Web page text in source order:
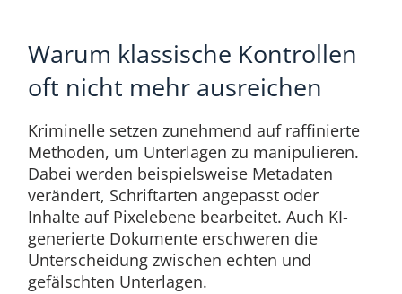
Warum klassische Kontrollen
oft nicht mehr ausreichen
Kriminelle setzen zunehmend auf raffinierte
Methoden, um Unterlagen zu manipulieren.
Dabei werden beispielsweise Metadaten
verändert, Schriftarten angepasst oder
Inhalte auf Pixelebene bearbeitet. Auch KI-
generierte Dokumente erschweren die
Unterscheidung zwischen echten und
gefälschten Unterlagen.